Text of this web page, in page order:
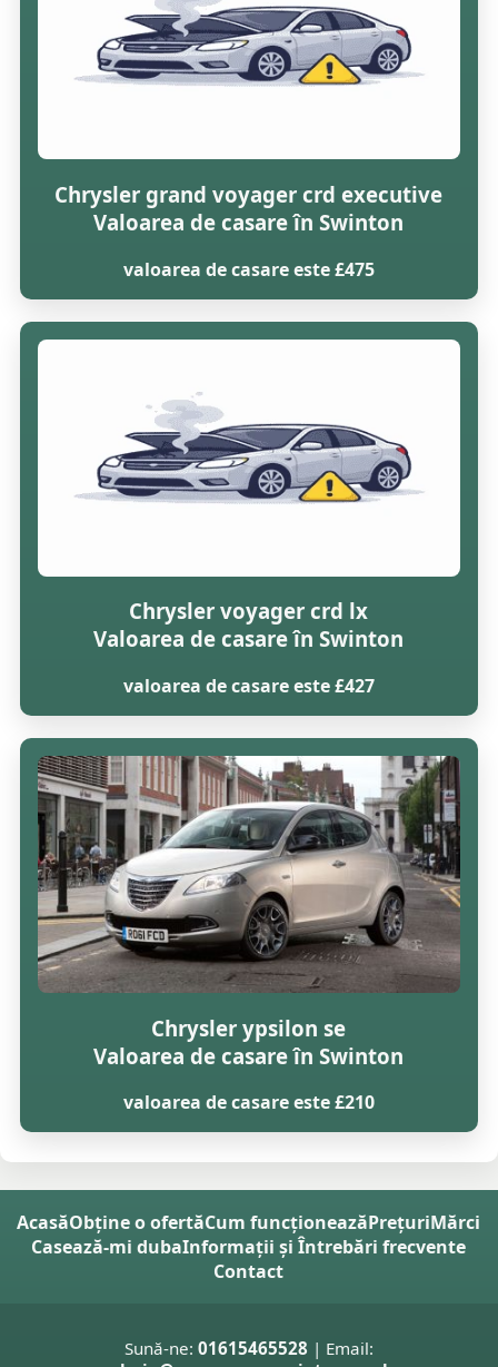
Chrysler grand voyager crd executive
Valoarea de casare în Swinton
valoarea de casare este £475
Chrysler voyager crd lx
Valoarea de casare în Swinton
valoarea de casare este £427
Chrysler ypsilon se
Valoarea de casare în Swinton
valoarea de casare este £210
AcasăObține o ofertăCum funcționeazăPrețuriMărci
Casează-mi dubaInformații și Întrebări frecvente
Contact
Sună-ne: 01615465528 | Email: